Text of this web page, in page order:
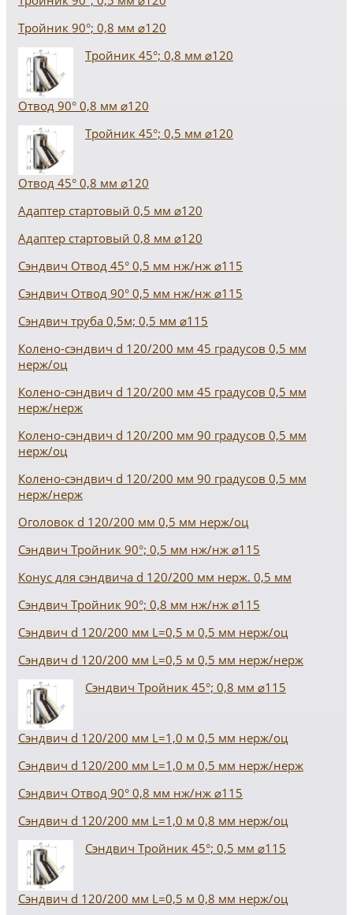
Тройник 90°; 0,8 мм ⌀120
Тройник 45°; 0,8 мм ⌀120
Отвод 90° 0,8 мм ⌀120
Тройник 45°; 0,5 мм ⌀120
Отвод 45° 0,8 мм ⌀120
Адаптер стартовый 0,5 мм ⌀120
Адаптер стартовый 0,8 мм ⌀120
Сэндвич Отвод 45° 0,5 мм нж/нж ⌀115
Сэндвич Отвод 90° 0,5 мм нж/нж ⌀115
Сэндвич труба 0,5м; 0,5 мм ⌀115
Колено-сэндвич d 120/200 мм 45 градусов 0,5 мм
нерж/оц
Колено-сэндвич d 120/200 мм 45 градусов 0,5 мм
нерж/нерж
Колено-сэндвич d 120/200 мм 90 градусов 0,5 мм
нерж/оц
Колено-сэндвич d 120/200 мм 90 градусов 0,5 мм
нерж/нерж
Оголовок d 120/200 мм 0,5 мм нерж/оц
Сэндвич Тройник 90°; 0,5 мм нж/нж ⌀115
Конус для сэндвича d 120/200 мм нерж. 0,5 мм
Сэндвич Тройник 90°; 0,8 мм нж/нж ⌀115
Сэндвич d 120/200 мм L=0,5 м 0,5 мм нерж/оц
Сэндвич d 120/200 мм L=0,5 м 0,5 мм нерж/нерж
Сэндвич Тройник 45°; 0,8 мм ⌀115
Сэндвич d 120/200 мм L=1,0 м 0,5 мм нерж/оц
Сэндвич d 120/200 мм L=1,0 м 0,5 мм нерж/нерж
Сэндвич Отвод 90° 0,8 мм нж/нж ⌀115
Сэндвич d 120/200 мм L=1,0 м 0,8 мм нерж/оц
Сэндвич Тройник 45°; 0,5 мм ⌀115
Сэндвич d 120/200 мм L=0,5 м 0,8 мм нерж/оц